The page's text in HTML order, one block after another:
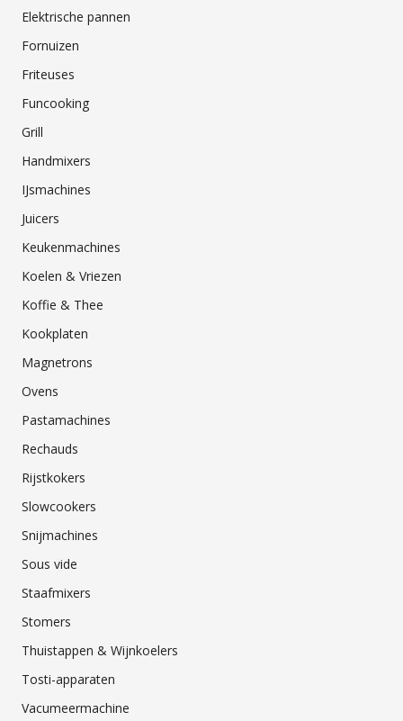
Elektrische pannen
Fornuizen
Friteuses
Funcooking
Grill
Handmixers
IJsmachines
Juicers
Keukenmachines
Koelen & Vriezen
Koffie & Thee
Kookplaten
Magnetrons
Ovens
Pastamachines
Rechauds
Rijstkokers
Slowcookers
Snijmachines
Sous vide
Staafmixers
Stomers
Thuistappen & Wijnkoelers
Tosti-apparaten
Vacumeermachine